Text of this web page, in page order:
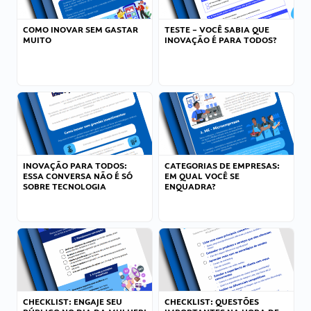
COMO INOVAR SEM GASTAR
MUITO
TESTE – VOCÊ SABIA QUE
INOVAÇÃO É PARA TODOS?
INOVAÇÃO PARA TODOS:
ESSA CONVERSA NÃO É SÓ
SOBRE TECNOLOGIA
CATEGORIAS DE EMPRESAS:
EM QUAL VOCÊ SE
ENQUADRA?
CHECKLIST: ENGAJE SEU
CHECKLIST: QUESTÕES